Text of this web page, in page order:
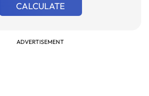
CALCULATE
ADVERTISEMENT